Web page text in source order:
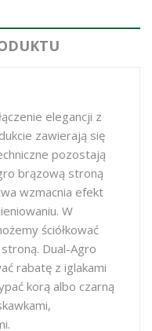
elegancji z
zawierają się
pozostają
brązową stroną
wzmacnia efekt
W
ściółkować
Dual-Agro
rabatę z iglakami
korą albo czarną